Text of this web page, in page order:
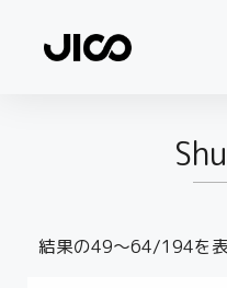
結果の49～64/194を